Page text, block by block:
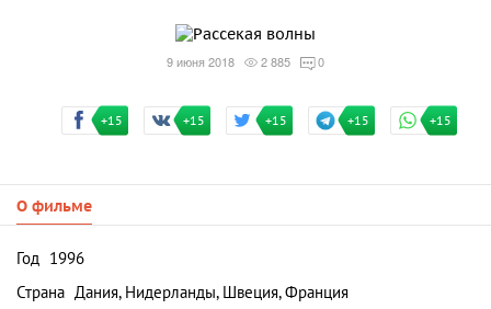
9 июня 2018 2 885 0
+15 +15 +15 +15 +15
О фильме
Год
1996
Страна Дания, Нидерланды, Швеция, Франция